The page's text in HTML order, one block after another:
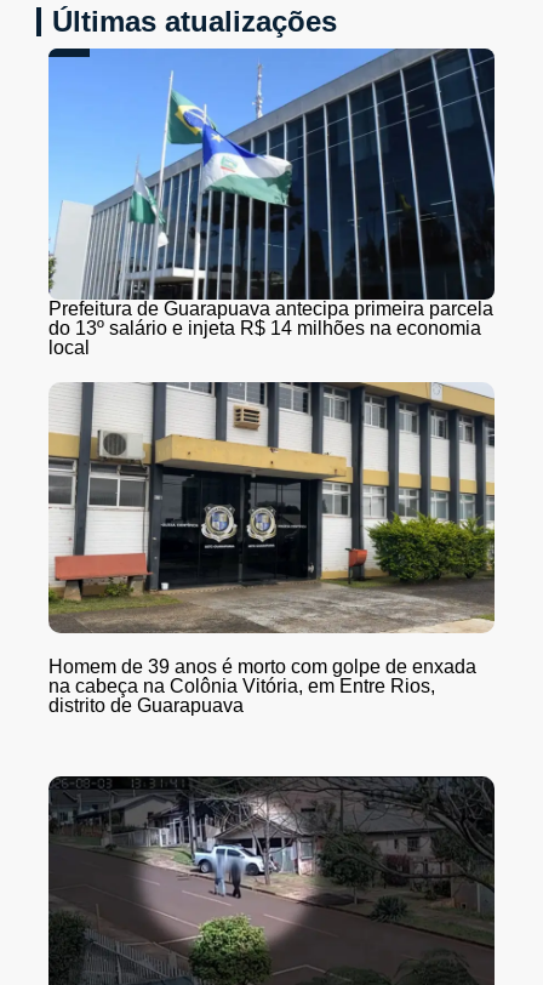
Últimas atualizações
Prefeitura de Guarapuava antecipa primeira parcela
do 13º salário e injeta R$ 14 milhões na economia
local
Homem de 39 anos é morto com golpe de enxada
na cabeça na Colônia Vitória, em Entre Rios,
distrito de Guarapuava